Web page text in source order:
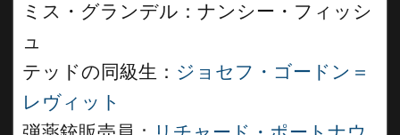
ミス・グランデル：ナンシー・フィッシ
ュ
テッドの同級生： ジョセフ・ゴードン＝
レヴィット